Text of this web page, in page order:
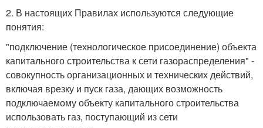
2. В настоящих Правилах используются следующие
понятия:
"подключение (технологическое присоединение) объекта
капитального строительства к сети газораспределения" -
совокупность организационных и технических действий,
включая врезку и пуск газа, дающих возможность
подключаемому объекту капитального строительства
использовать газ, поступающий из сети